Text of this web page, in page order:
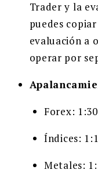
Trader y la
puedes
evaluación a
operar por
Forex: 1:30
Índices:
Metales: